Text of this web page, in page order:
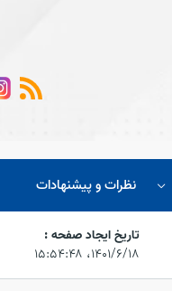
نظرات و پیشنهادات
تاریخ ایجاد صفحه :
۱۴۰۱/۶/۱۸،‏ ۱۵:۵۴:۴۸